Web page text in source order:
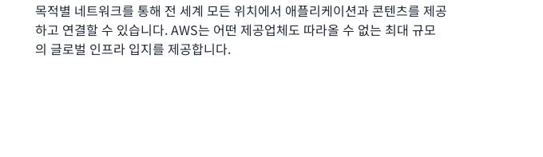
목적별 네트워크를 통해 전 세계 모든 위치에서 애플리케이션과 콘텐츠를 제공
하고 연결할 수 있습니다. AWS는 어떤 제공업체도 따라올 수 없는 최대 규모
의 글로벌 인프라 입지를 제공합니다.